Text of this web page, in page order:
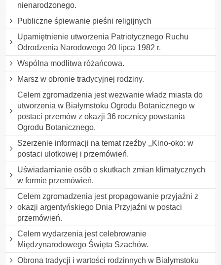
nienarodzonego.
Publiczne śpiewanie pieśni religijnych
Upamiętnienie utworzenia Patriotycznego Ruchu
Odrodzenia Narodowego 20 lipca 1982 r.
Wspólna modlitwa różańcowa.
Marsz w obronie tradycyjnej rodziny.
Celem zgromadzenia jest wezwanie władz miasta do
utworzenia w Białymstoku Ogrodu Botanicznego w
postaci przemów z okazji 36 rocznicy powstania
Ogrodu Botanicznego.
Szerzenie informacji na temat rzeźby ,,Kino-oko: w
postaci ulotkowej i przemówień.
Uświadamianie osób o skutkach zmian klimatycznych
w formie przemówień.
Celem zgromadzenia jest propagowanie przyjaźni z
okazji argentyńskiego Dnia Przyjaźni w postaci
przemówień.
Celem wydarzenia jest celebrowanie
Międzynarodowego Święta Szachów.
Obrona tradycji i wartości rodzinnych w Białymstoku